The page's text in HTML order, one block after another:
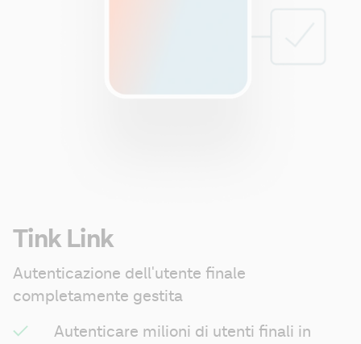
Tink Link
Autenticazione dell'utente finale
completamente gestita
Autenticare milioni di utenti finali in